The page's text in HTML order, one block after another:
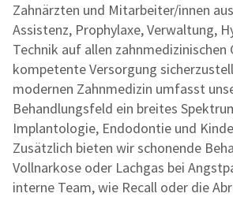
Zahnärzten und Mitarbeiter/innen
Assistenz, Prophylaxe, Verwaltung,
Technik auf allen zahnmedizinischen
kompetente Versorgung
modernen Zahnmedizin umfasst
Behandlungsfeld ein breites
Implantologie, Endodontie und
Zusätzlich bieten wir schonende
Vollnarkose oder Lachgas bei
interne Team, wie Recall oder die